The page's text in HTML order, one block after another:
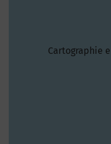
Cartographie